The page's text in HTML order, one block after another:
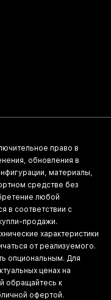
право в
обновления в
материалы,
средстве без
любой
в соответствии с
продажи.
характеристики
от реализуемого.
опциональным. Для
ценах на
обращайтесь к
офертой.